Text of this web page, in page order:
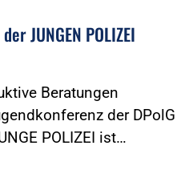
JUNGEN POLIZEI
Beratungen
der DPolG
POLIZEI ist…